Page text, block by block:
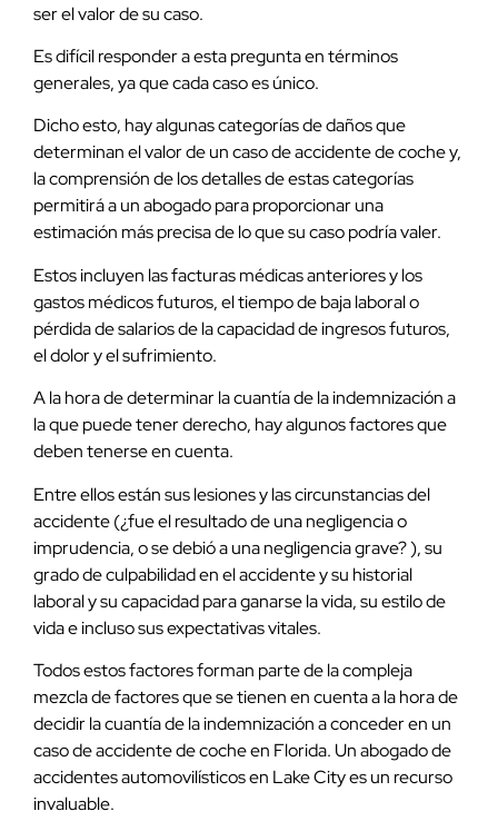
ser el valor de su caso.
Es difícil responder a esta pregunta en términos
generales, ya que cada caso es único.
Dicho esto, hay algunas categorías de daños que
determinan el valor de un caso de accidente de coche y,
la comprensión de los detalles de estas categorías
permitirá a un abogado para proporcionar una
estimación más precisa de lo que su caso podría valer.
Estos incluyen las facturas médicas anteriores y los
gastos médicos futuros, el tiempo de baja laboral o
pérdida de salarios de la capacidad de ingresos futuros,
el dolor y el sufrimiento.
A la hora de determinar la cuantía de la indemnización a
la que puede tener derecho, hay algunos factores que
deben tenerse en cuenta.
Entre ellos están sus lesiones y las circunstancias del
accidente (¿fue el resultado de una negligencia o
imprudencia, o se debió a una negligencia grave? ), su
grado de culpabilidad en el accidente y su historial
laboral y su capacidad para ganarse la vida, su estilo de
vida e incluso sus expectativas vitales.
Todos estos factores forman parte de la compleja
mezcla de factores que se tienen en cuenta a la hora de
decidir la cuantía de la indemnización a conceder en un
caso de accidente de coche en Florida. Un abogado de
accidentes automovilísticos en Lake City es un recurso
invaluable.